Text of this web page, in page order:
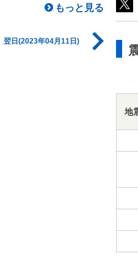
もっと見る
翌日(2023年04月11日)
地